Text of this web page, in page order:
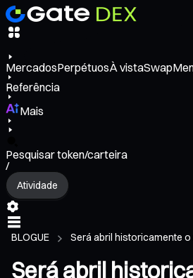
MercadosPerpétuosÀ vistaSwap
Referência
Mais
Pesquisar token/carteira
/
Atividade
BLOGUE Será abril historicamente o
Será abril